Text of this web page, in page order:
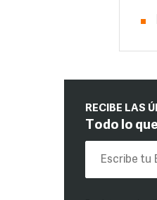
RECIBE LAS
Todo lo